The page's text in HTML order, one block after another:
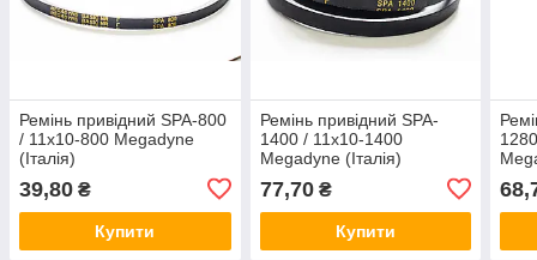
Ремінь привідний SPA-800
/ 11x10-800 Megadyne
(Італія)
39,80 ₴
Купити
Ремінь привідний SPA-
1400 / 11x10-1400
Megadyne (Італія)
77,70₴
Купити